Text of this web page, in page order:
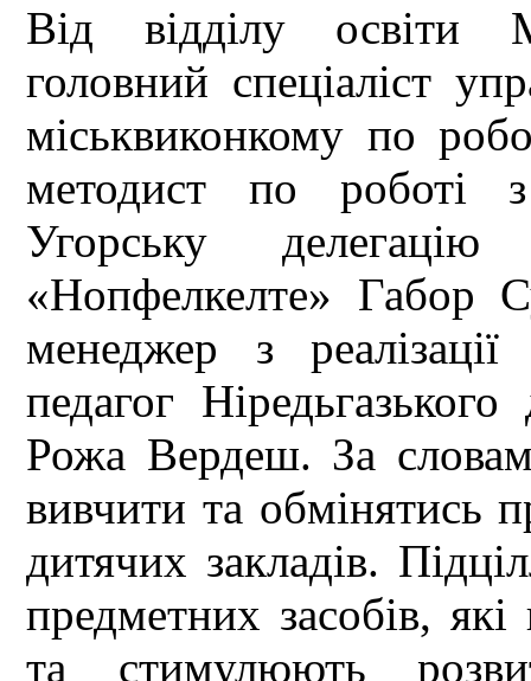
Від відділу освіти
головний спеціаліст
міськвиконкому по
методист по роботі
Угорську
«Нопфелкелте» Габор
менеджер з
педагог
Рожа Вердеш. За
вивчити та обмінятись
дитячих закладів.
предметних засобів,
та стимулюють